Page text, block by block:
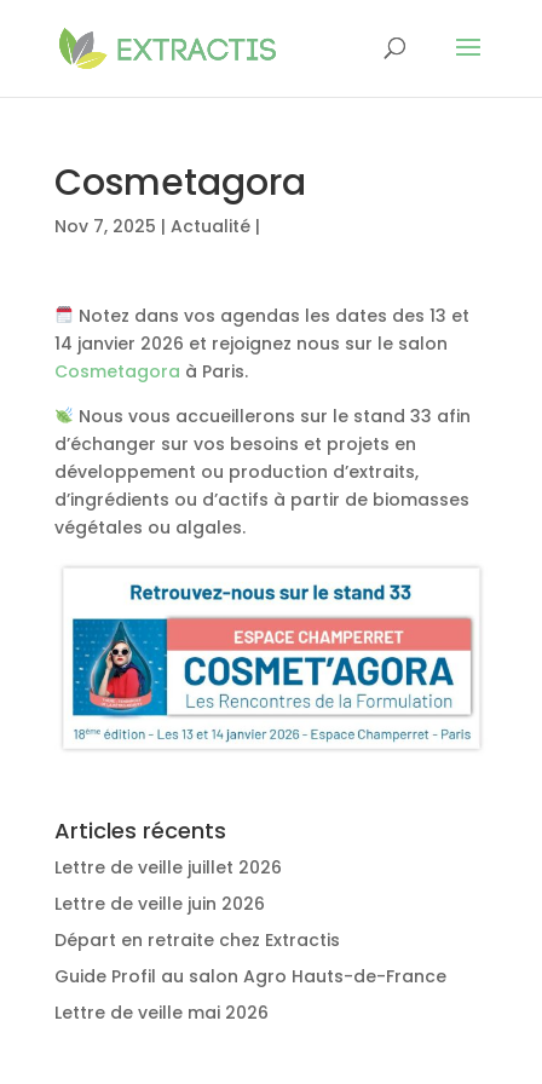
Cosmetagora
Nov 7, 2025 | Actualité|
Notez dans vos agendas les dates des 13 et
14 janvier 2026 et rejoignez nous sur le salon
Cosmetagora à Paris.
Nous vous accueillerons sur le stand 33 afin
d’échanger sur vos besoins et projets en
développement ou production d’extraits,
d’ingrédients ou d’actifs à partir de biomasses
végétales ou algales.
Articles récents
Lettre de veille juillet 2026
Lettre de veille juin 2026
Départ en retraite chez Extractis
Guide Profil au salon Agro Hauts-de-France
Lettre de veille mai 2026